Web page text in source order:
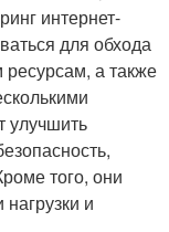
интернет-
для обхода
ресурсам, а также
улучшить
того, они
и